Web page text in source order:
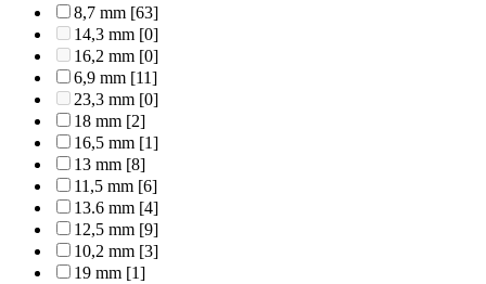
8,7 mm [63]
14,3 mm [0]
16,2 mm [0]
6,9 mm [11]
23,3 mm [0]
18 mm [2]
16,5 mm [1]
13 mm [8]
11,5 mm [6]
13.6 mm [4]
12,5 mm [9]
10,2 mm [3]
19 mm [1]